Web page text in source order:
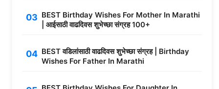
BEST Birthday Wishes For Mother In Marathi
| आईसाठी वाढदिवस शुभेच्छा संग्रह 100+
BEST वडिलांसाठी वाढदिवस शुभेच्छा संग्रह | Birthday
Wishes For Father In Marathi